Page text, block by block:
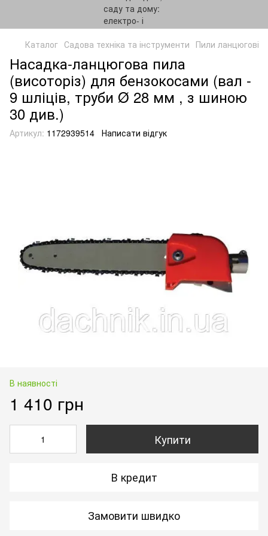
Каталог Садова техніка та інструменти Пили ланцюгові
Насадка-ланцюгова пила
(висоторіз) для бензокосами (вал -
9 шліців, труби Ø 28 мм , з шиною
30 див.)
Артикул: 1172939514 Написати відгук
В наявності
1 410 грн
Купити
В кредит
Замовити швидко